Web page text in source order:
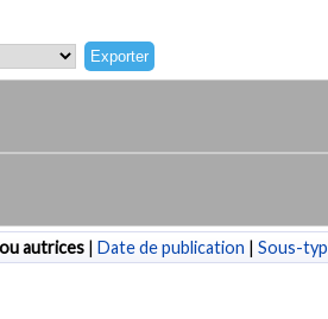
autrices | Date de publication | Sous-